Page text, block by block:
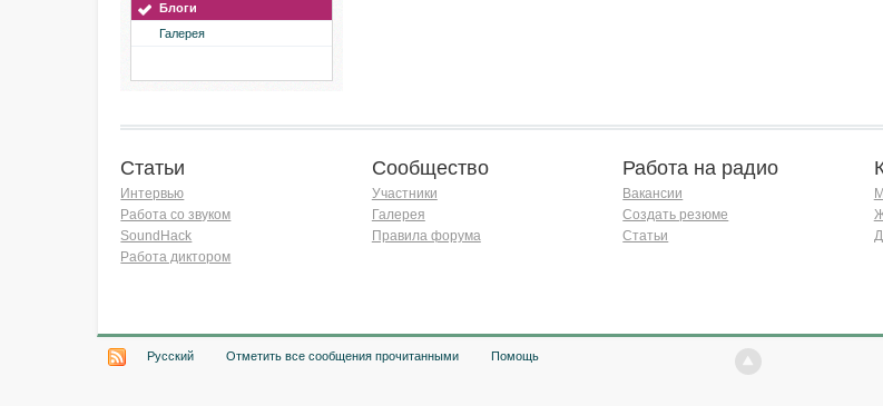
Блоги
Галерея
Статьи
Интервью
Работа со звуком
SoundHack
Работа диктором
Сообщество
Участники
Галерея
Правила форума
Работа на радио
Вакансии
Создать резюме
Статьи
Русский Отметить все сообщения прочитанными Помощь